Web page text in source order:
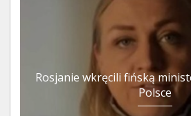
Rosjanie wkręcili fińską
Polsce